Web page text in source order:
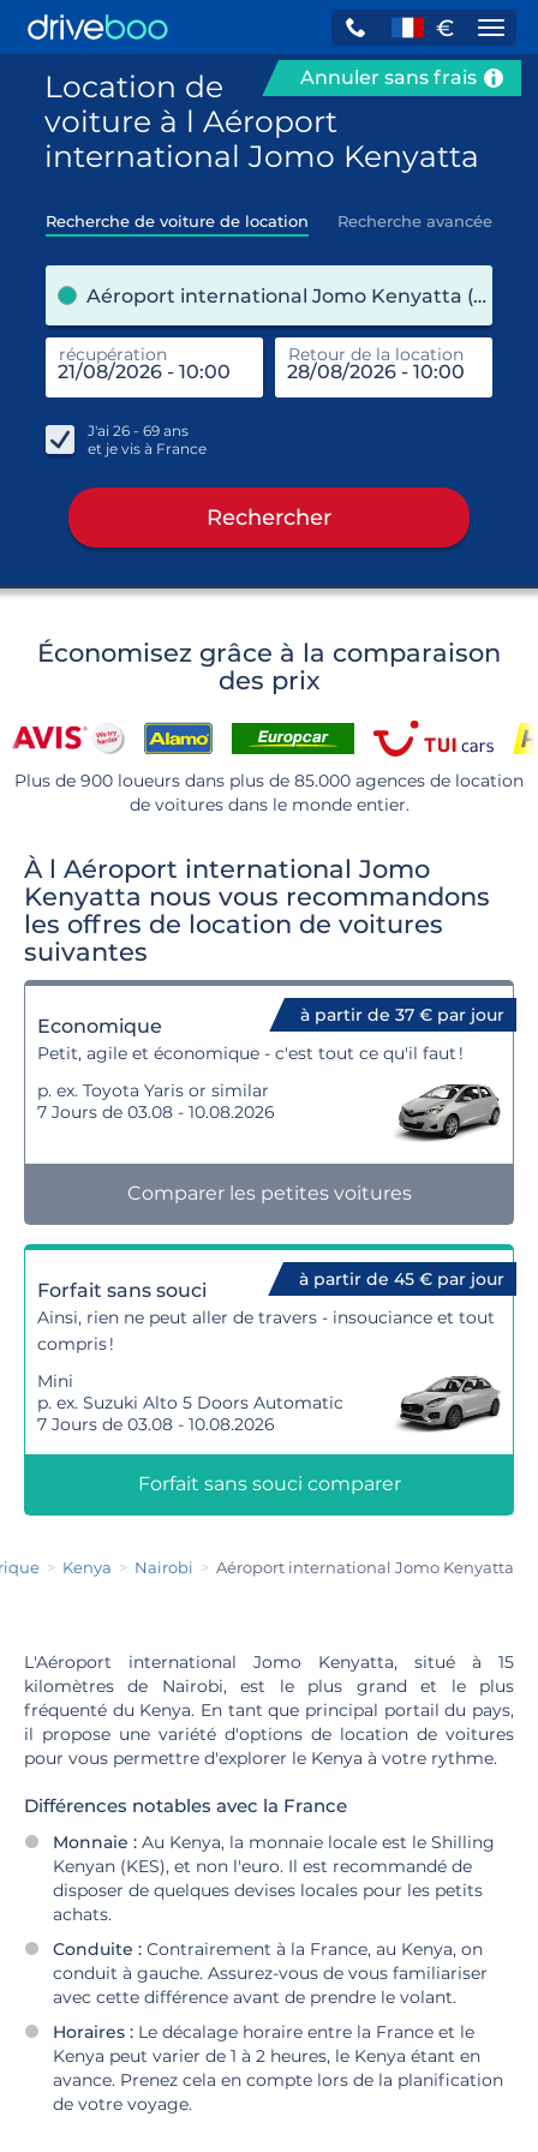
€
Annuler sans frais
Location de
voiture à l Aéroport
international Jomo Kenyatta
Recherche de voiture de location Recherche avancée
Aéroport international Jomo Kenyatta (Kenya)
récupération Retour de la location
J'ai 26 - 69 ans
et je vis à France
Rechercher
Économisez grâce à la comparaison
des prix
Plus de 900 loueurs dans plus de 85.000 agences de location
de voitures dans le monde entier.
À l Aéroport international Jomo
Kenyatta nous vous recommandons
les offres de location de voitures
suivantes
à partir de 37 € par jour
Economique
Petit, agile et économique - c'est tout ce qu'il faut !
p. ex. Toyota Yaris or similar
7 Jours de 03.08 - 10.08.2026
Comparer les petites voitures
à partir de 45 € par jour
Forfait sans souci
Ainsi, rien ne peut aller de travers - insouciance et tout
compris !
Mini
p. ex. Suzuki Alto 5 Doors Automatic
7 Jours de 03.08 - 10.08.2026
Forfait sans souci comparer
Kenya Nairobi Aéroport international Jomo Kenyatta
L'Aéroport international Jomo Kenyatta, situé à 15
kilomètres de Nairobi, est le plus grand et le plus
fréquenté du Kenya. En tant que principal portail du pays,
il propose une variété d'options de location de voitures
pour vous permettre d'explorer le Kenya à votre rythme.
Différences notables avec la France
Monnaie : Au Kenya, la monnaie locale est le Shilling
Kenyan (KES), et non l'euro. Il est recommandé de
disposer de quelques devises locales pour les petits
achats.
Conduite : Contrairement à la France, au Kenya, on
conduit à gauche. Assurez-vous de vous familiariser
avec cette différence avant de prendre le volant.
Horaires : Le décalage horaire entre la France et le
Kenya peut varier de 1 à 2 heures, le Kenya étant en
avance. Prenez cela en compte lors de la planification
de votre voyage.